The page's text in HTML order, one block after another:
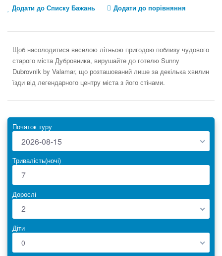
Додати до Списку Бажань Додати до порівняння
Щоб насолодитися веселою літньою пригодою поблизу чудового
старого міста Дубровника, вирушайте до готелю Sunny
Dubrovnik by Valamar, що розташований лише за декілька хвилин
їзди від легендарного центру міста з його стінами.
Початок туру
2026-08-15
Тривалість(ночі)
Дорослі
2
Діти
0